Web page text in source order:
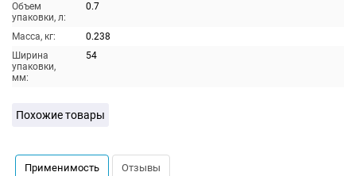
Объем
упаковки, л:
0.7
Масса, кг:
0.238
Ширина
упаковки,
мм:
54
Похожие товары
Применимость Отзывы